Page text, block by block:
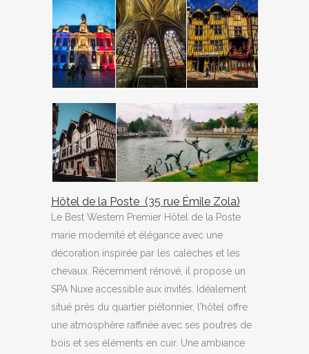
Hôtel de la Poste (35 rue Émile Zola)
Le Best Western Premier Hôtel de la Poste
marie modernité et élégance avec une
décoration inspirée par les calèches et les
chevaux. Récemment rénové, il propose un
SPA Nuxe accessible aux invités. Idéalement
situé près du quartier piétonnier, l’hôtel offre
une atmosphère raffinée avec ses poutres de
bois et ses éléments en cuir. Une ambiance